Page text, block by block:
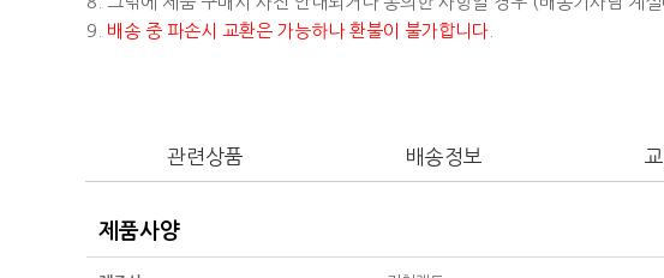
9. 배송 중 파손시 교환은 가능하나 환불이 불가합니다.
관련상품 배송정보
제품사양